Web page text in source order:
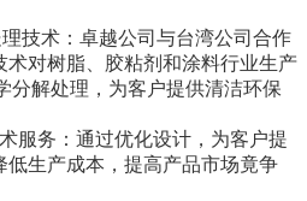
技术：卓越公司与台湾公司合作
对树脂、胶粘剂和涂料行业生产
分解处理，为客户提供清洁环保
服务：通过优化设计，为客户提
生产成本，提高产品市场竟争